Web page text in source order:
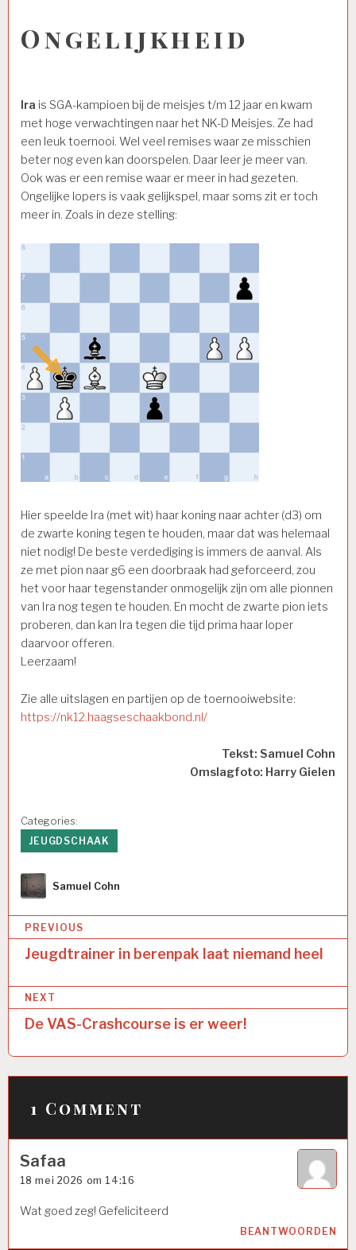
Ongelijkheid
Ira is SGA-kampioen bij de meisjes t/m 12 jaar en kwam
met hoge verwachtingen naar het NK-D Meisjes. Ze had
een leuk toernooi. Wel veel remises waar ze misschien
beter nog even kan doorspelen. Daar leer je meer van.
Ook was er een remise waar er meer in had gezeten.
Ongelijke lopers is vaak gelijkspel, maar soms zit er toch
meer in. Zoals in deze stelling:
Hier speelde Ira (met wit) haar koning naar achter (d3) om
de zwarte koning tegen te houden, maar dat was helemaal
niet nodig! De beste verdediging is immers de aanval. Als
ze met pion naar g6 een doorbraak had geforceerd, zou
het voor haar tegenstander onmogelijk zijn om alle pionnen
van Ira nog tegen te houden. En mocht de zwarte pion iets
proberen, dan kan Ira tegen die tijd prima haar loper
daarvoor offeren.
Leerzaam!
Zie alle uitslagen en partijen op de toernooiwebsite:
https://nk12.haagseschaakbond.nl/
Tekst: Samuel Cohn
Omslagfoto: Harry Gielen
Categories:
JEUGDSCHAAK
Author
Samuel Cohn
Bericht
navigatie
PREVIOUS
Jeugdtrainer in berenpak laat niemand heel
NEXT
De VAS-Crashcourse is er weer!
1 Comment
Safaa
18 mei 2026 om 14:16
Wat goed zeg! Gefeliciteerd
BEANTWOORDEN